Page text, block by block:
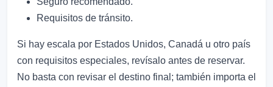
Requisitos de tránsito.
Si hay escala por Estados Unidos, Canadá u otro país
con requisitos especiales, revísalo antes de reservar.
No basta con revisar el destino final; también importa el